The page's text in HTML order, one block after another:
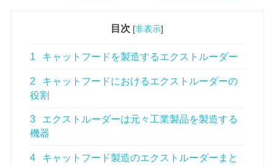
目次 [非表示]
1 キャットフードを製造するエクストルーダー
2
キャットフードにおけるエクストルーダーの
役割
3
エクストルーダーは元々工業製品を製造する
機器
4
キャットフード製造のエクストルーダーまと